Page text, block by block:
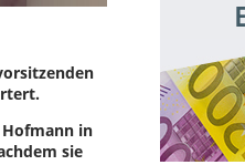
Hofmann in
sie